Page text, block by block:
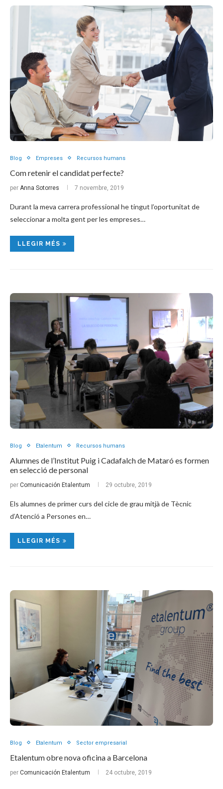
Blog Empreses Recursos humans
Com retenir el candidat perfecte?
per Anna Sotorres 7 novembre, 2019
Durant la meva carrera professional he tingut l’oportunitat de
seleccionar a molta gent per les empreses…
LLEGIR MÉS
Blog Etalentum Recursos humans
Alumnes de l’Institut Puig i Cadafalch de Mataró es formen
en selecció de personal
per Comunicación Etalentum 29 octubre, 2019
Els alumnes de primer curs del cicle de grau mitjà de Tècnic
d’Atenció a Persones en…
LLEGIR MÉS
Blog Etalentum Sector empresarial
Etalentum obre nova oficina a Barcelona
per Comunicación Etalentum 24 octubre, 2019